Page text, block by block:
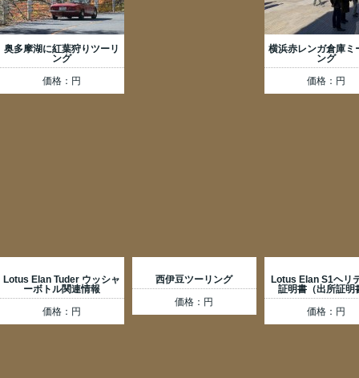
奥多摩湖に紅葉狩りツーリ
ング
価格：円
横浜赤レンガ倉庫ミ
ング
価格：円
Lotus Elan Tuder ウッシャ
ーボトル関連情報
価格：円
西伊豆ツーリング
価格：円
Lotus Elan S1ヘリ
証明書（出所証明
価格：円